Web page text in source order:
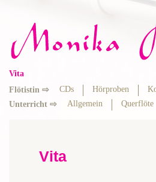
Vita
Flötistin ⇨
CDs Hörproben
Unterricht ⇨
Allgemein Querflöte
Vita